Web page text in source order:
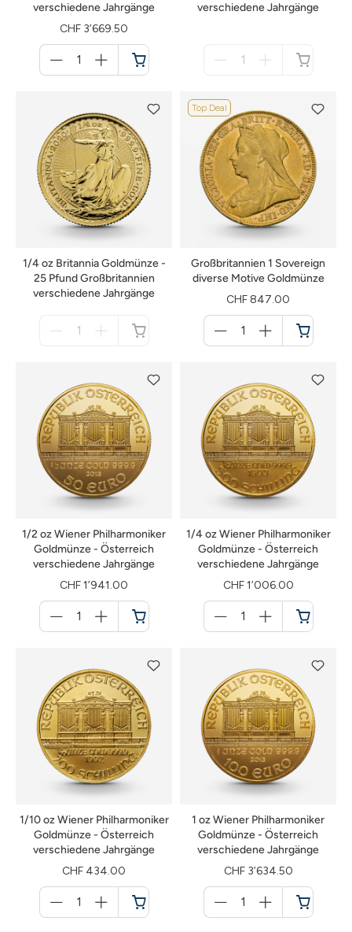
verschiedene Jahrgänge
CHF 3’669.50
für
Warenkorb
verschiedene Jahrgänge
1/4 oz Britannia Goldmünze -
25 Pfund Großbritannien
verschiedene Jahrgänge
Top Deal
Großbritannien 1 Sovereign
diverse Motive Goldmünze
CHF 847.00
für
Warenkorb
1/2 oz Wiener Philharmoniker
Goldmünze - Österreich
verschiedene Jahrgänge
CHF 1’941.00
für
Warenkorb
1/4 oz Wiener Philharmoniker
Goldmünze - Österreich
verschiedene Jahrgänge
CHF 1’006.00
für
Warenkorb
1/10 oz Wiener Philharmoniker
Goldmünze - Österreich
verschiedene Jahrgänge
CHF 434.00
für
Warenkorb
1 oz Wiener Philharmoniker
Goldmünze - Österreich
verschiedene Jahrgänge
CHF 3’634.50
für
Warenkorb